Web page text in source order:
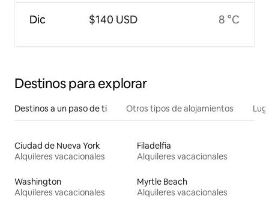
Dic $140 USD 8 °C
Destinos para explorar
Destinos a un paso de ti Otros tipos de alojamientos
Ciudad de Nueva York
Alquileres vacacionales
Filadelfia
Alquileres vacacionales
Washington
Alquileres vacacionales
Myrtle Beach
Alquileres vacacionales